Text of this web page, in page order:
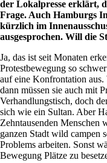
der Lokalpresse erklärt,
Frage. Auch Hamburgs
kürzlich im
ausgesprochen. Will die
Ja, das ist seit Monaten
Protestbewegung so
auf eine Konfrontation
dann müssen sie auch mit
Verhandlungstisch, doch
sich wie ein Sultan. Aber
Zehntausenden Menschen
ganzen Stadt wild campen
Problems arbeiten. Sonst
Bewegung Plätze zu